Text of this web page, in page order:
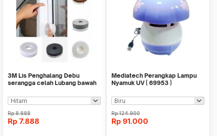
3M Lis Penghalang Debu
serangga celah Lubang bawah
Rp8.888
Rp 7.888
Mediatech Perangkap Lampu
Nyamuk UV ( 69953 )
Rp124.900
Rp 91.000